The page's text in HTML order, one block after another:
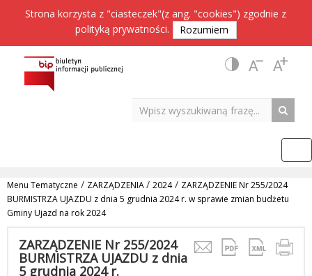
Strona korzysta z "ciasteczek"(z ang. "cookies") zgodnie z
polityką prywatności. Rozumiem
Menu Tematyczne / ZARZĄDZENIA/ 2024/ ZARZĄDZENIE Nr 255/2024
BURMISTRZA UJAZDU z dnia 5 grudnia 2024 r. w sprawie zmian budżetu
Gminy Ujazd na rok 2024
ZARZĄDZENIE Nr 255/2024
BURMISTRZA UJAZDU z dnia
5 grudnia 2024 r.